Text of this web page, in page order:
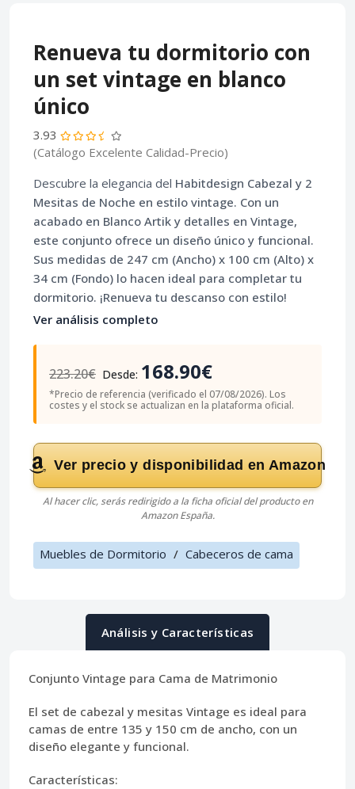
Renueva tu dormitorio con
un set vintage en blanco
único
3.93
(Catálogo Excelente Calidad-Precio)
Descubre la elegancia del Habitdesign Cabezal y 2
Mesitas de Noche en estilo vintage. Con un
acabado en Blanco Artik y detalles en Vintage,
este conjunto ofrece un diseño único y funcional.
Sus medidas de 247 cm (Ancho) x 100 cm (Alto) x
34 cm (Fondo) lo hacen ideal para completar tu
dormitorio. ¡Renueva tu descanso con estilo!
Ver análisis completo
223.20€ Desde: 168.90€
*Precio de referencia (verificado el 07/08/2026). Los
costes y el stock se actualizan en la plataforma oficial.
Ver precio y disponibilidad en Amazon
Al hacer clic, serás redirigido a la ficha oficial del producto en
Amazon España.
Muebles de Dormitorio / Cabeceros de cama
Análisis y Características
Conjunto Vintage para Cama de Matrimonio
El set de cabezal y mesitas Vintage es ideal para
camas de entre 135 y 150 cm de ancho, con un
diseño elegante y funcional.
Características: